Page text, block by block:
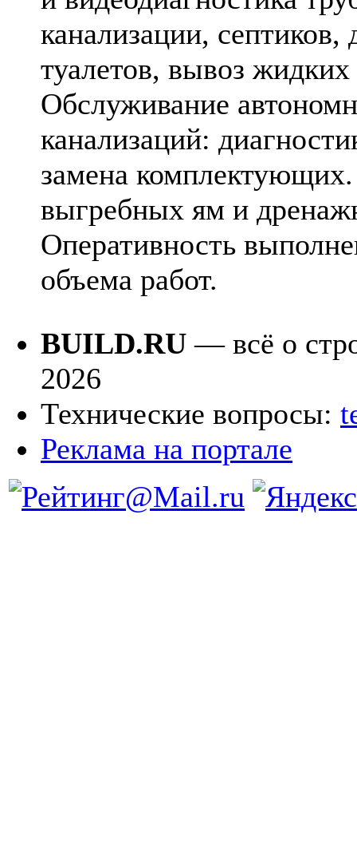
канализации, септиков,
туалетов, вывоз
Обслуживание
канализаций:
замена
выгребных ям и
Оперативность
объема работ.
BUILD.RU — всё о
2026
Технические вопросы:
Реклама на портале